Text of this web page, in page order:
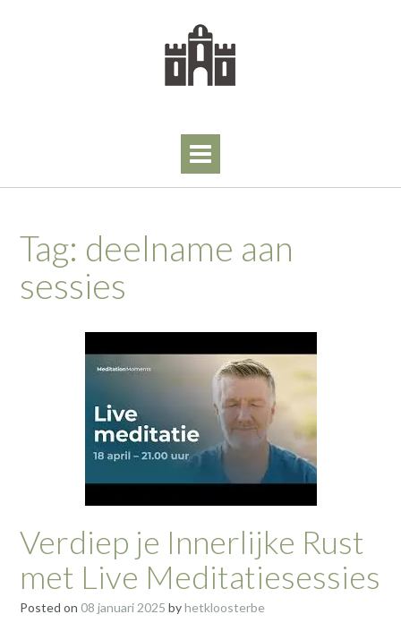
Tag: deelname aan
sessies
Verdiep je Innerlijke Rust
met Live Meditatiesessies
Posted on 08 januari 2025 byhetkloosterbe